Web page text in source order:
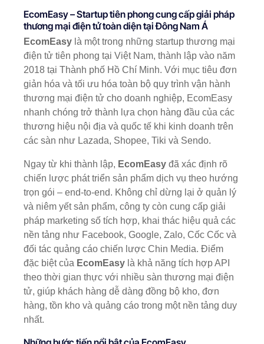
EcomEasy – Startup tiên phong cung cấp giải pháp
thương mại điện tử toàn diện tại Đông Nam Á
EcomEasy là một trong những startup thương mại
điện tử tiên phong tại Việt Nam, thành lập vào năm
2018 tại Thành phố Hồ Chí Minh. Với mục tiêu đơn
giản hóa và tối ưu hóa toàn bộ quy trình vận hành
thương mại điện tử cho doanh nghiệp, EcomEasy
nhanh chóng trở thành lựa chọn hàng đầu của các
thương hiệu nội địa và quốc tế khi kinh doanh trên
các sàn như Lazada, Shopee, Tiki và Sendo.
Ngay từ khi thành lập, EcomEasy đã xác định rõ
chiến lược phát triển sản phẩm dịch vụ theo hướng
trọn gói – end-to-end. Không chỉ dừng lại ở quản lý
và niêm yết sản phẩm, công ty còn cung cấp giải
pháp marketing số tích hợp, khai thác hiệu quả các
nền tảng như Facebook, Google, Zalo, Cốc Cốc và
đối tác quảng cáo chiến lược Chin Media. Điểm
đặc biệt của EcomEasy là khả năng tích hợp API
theo thời gian thực với nhiều sàn thương mại điện
tử, giúp khách hàng dễ dàng đồng bộ kho, đơn
hàng, tồn kho và quảng cáo trong một nền tảng duy
nhất.